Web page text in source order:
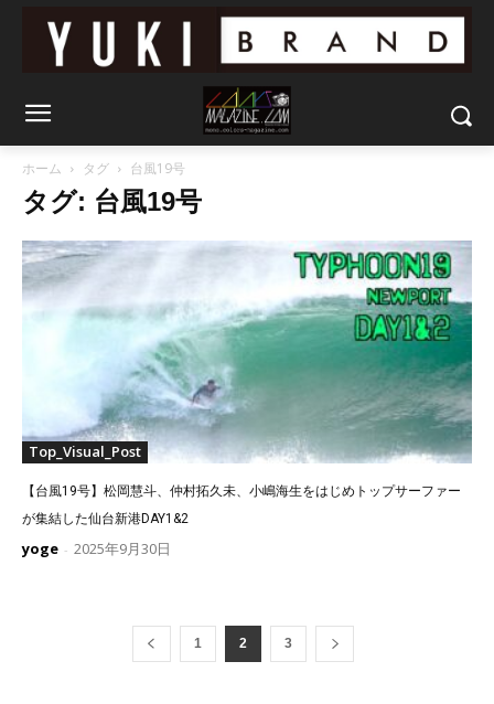
ホーム タグ 台風19号
タグ: 台風19号
Top_Visual_Post
【台風19号】松岡慧斗、仲村拓久未、小嶋海生をはじめトップサーファー
が集結した仙台新港DAY1&2
yoge - 2025年9月30日
1 2 3